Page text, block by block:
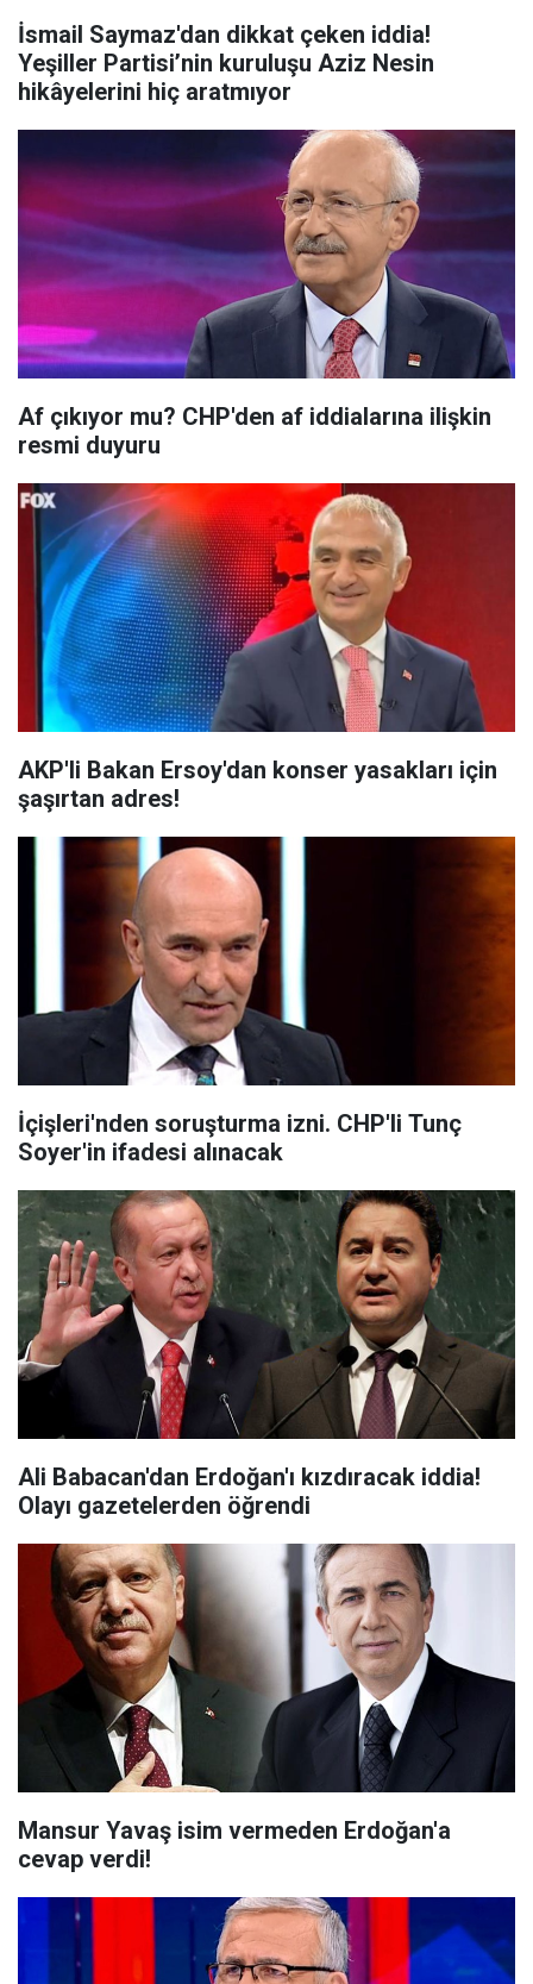
İsmail Saymaz'dan dikkat çeken iddia!
Yeşiller Partisi’nin kuruluşu Aziz Nesin
hikâyelerini hiç aratmıyor
Af çıkıyor mu? CHP'den af iddialarına ilişkin
resmi duyuru
AKP'li Bakan Ersoy'dan konser yasakları için
şaşırtan adres!
İçişleri'nden soruşturma izni. CHP'li Tunç
Soyer'in ifadesi alınacak
Ali Babacan'dan Erdoğan'ı kızdıracak iddia!
Olayı gazetelerden öğrendi
Mansur Yavaş isim vermeden Erdoğan'a
cevap verdi!